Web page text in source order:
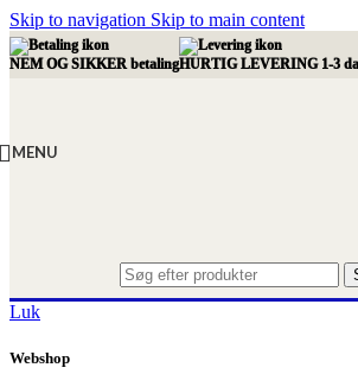
Skip to navigation Skip to main content
NEM OG SIKKER betalingHURTIG LEVERING 1-3
MENU
Luk
Webshop